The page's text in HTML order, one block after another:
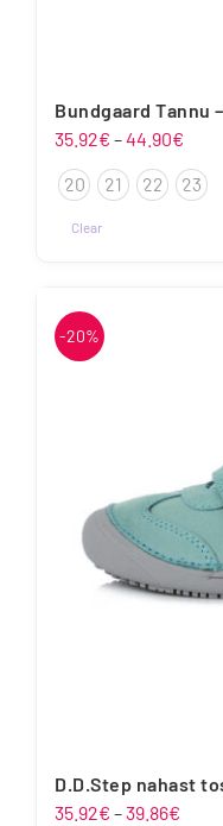
Bundgaard Tannu
35.92€ –44.90€
kuni
20 21 22 23
Clear
on
mitu
-20%
D.D.Step nahast
35.92€ –39.86€